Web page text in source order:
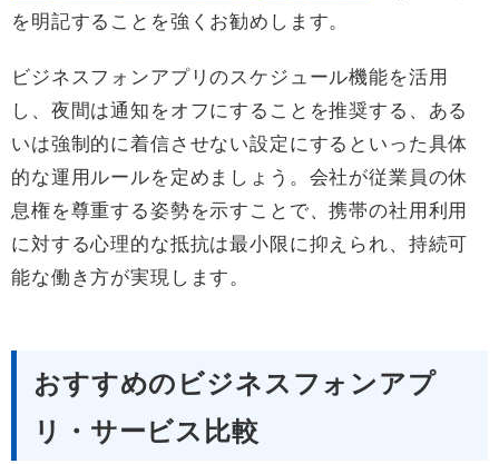
を明記することを強くお勧めします。
ビジネスフォンアプリのスケジュール機能を活用
し、夜間は通知をオフにすることを推奨する、ある
いは強制的に着信させない設定にするといった具体
的な運用ルールを定めましょう。会社が従業員の休
息権を尊重する姿勢を示すことで、携帯の社用利用
に対する心理的な抵抗は最小限に抑えられ、持続可
能な働き方が実現します。
おすすめのビジネスフォンアプ
リ・サービス比較